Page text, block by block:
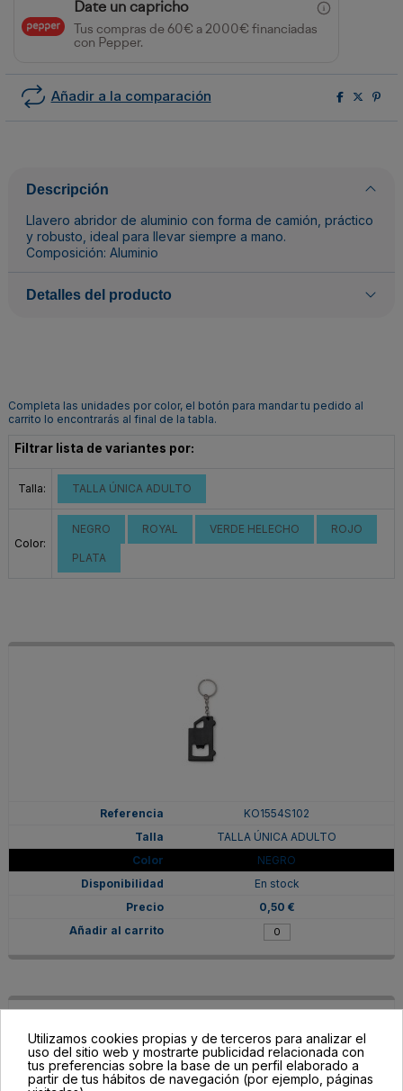
Date un capricho
Tus compras de 60€ a 2000€ financiadas
con Pepper.
Añadir a la comparación
Descripción
Llavero abridor de aluminio con forma de camión, práctico
y robusto, ideal para llevar siempre a mano.
Composición: Aluminio
Detalles del producto
Completa las unidades por color, el botón para mandar tu pedido al
carrito lo encontrarás al final de la tabla.
Filtrar lista de variantes por:
Talla: TALLA ÚNICA ADULTO
Color:
NEGRO ROYAL VERDE HELECHO ROJO
PLATA
KO1554S102
TALLA ÚNICA ADULTO
NEGRO
En stock
0,50 €
Utilizamos cookies propias y de terceros para analizar el
uso del sitio web y mostrarte publicidad relacionada con
tus preferencias sobre la base de un perfil elaborado a
partir de tus hábitos de navegación (por ejemplo, páginas